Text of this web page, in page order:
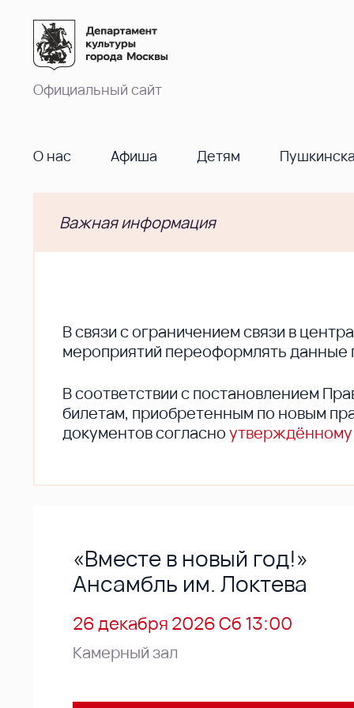
Официальный сайт
О нас Афиша Детям
Важная информация
В cвязи с ограничением связи в
мероприятий переоформлять данные
В соответствии с постановлением
билетам, приобретенным по новым
документов согласно
«Вместе в новый год!»
Ансамбль им. Локтева
26 декабря 2026 Сб 13:00
Камерный зал